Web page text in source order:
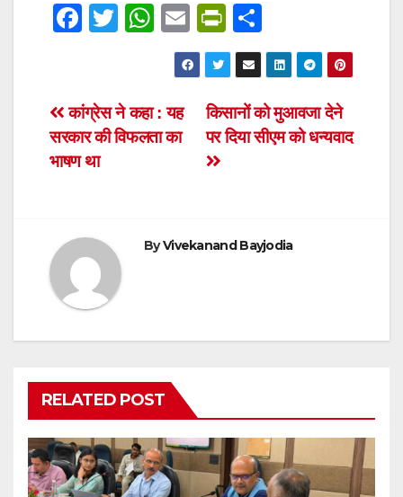
F
e
b
o
T
er
W
at
s
A
E
m
ail
Pr
in
tF
ri
e
h
ar
e
Post
navigation
किसानों को मुआवजा देने
पर दिया सीएम को धन्यवाद
कांग्रेस ने कहा : यह
सरकार की विफलता का
भाषण था
ByVivekanand Bayjodia
RELATED POST